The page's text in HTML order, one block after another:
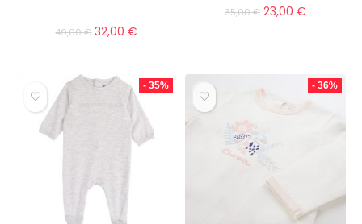
49,00€ 32,00€
35,00€ 23,00 €
- 35% - 36%